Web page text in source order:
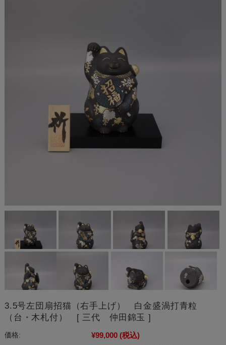
3.5号左団扇招猫（右手上げ） 白金盛渦打青粒
（台・木札付） [ 三代 仲田錦玉 ]
価格: ¥99,000 (税込)